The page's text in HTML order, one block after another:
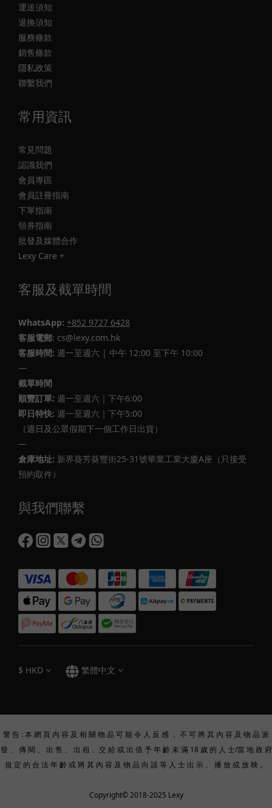
運送須知
退換須知
服務條款
銷售條款
隱私政策
聯繫我們
常用資訊
常見問題
認識我們
會員專區
會員註冊指南
下單指南
領券指南
批發及媒體合作
Lexy Care +
客服及截單時間
WhatsApp: +852 9727 6428
客服電郵: cs@lexy.com.hk
客服時間: 週一至週六 | 中午 12:00 至下午 10:00
—
截單時間
順豐訂單: 週一至週六｜下午6:00
即日特快: 週一至週六｜下午5:00
（週日及公眾假期下一個工作日出貨）
—
倉庫地址: 新界葵芳葵豐街25-31號華業工業大廈A座（只接受
預約取件）
與我們聯繫
$ HKD 繁體中文
警 告 : 本 網 頁 內 容 及 相 關 物 品 可 能 令 人 反 感 ， 不 可 將 其 內 容 及 物 品 派
發 、 傳 閱 、 出 售 、 出 租 、交 給 或 出 借 予 年 齡 未 滿 18 歲 的 人 士/當 地 政 府
規 定 的 合 法 年 齡 或 將 其 內 容 及 物 品 向 該 等 人 士 出 示 、 播 放 或 放 映 。
Copyright© 2018-2025 Lexy